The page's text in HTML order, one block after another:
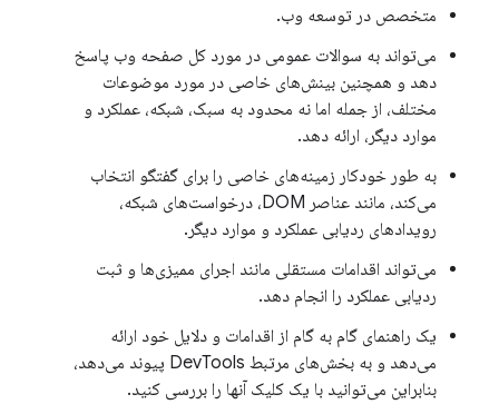
متخصص در توسعه وب.
می‌تواند به سوالات عمومی در مورد کل صفحه وب پاسخ
دهد و همچنین بینش‌های خاصی در مورد موضوعات
مختلف، از جمله اما نه محدود به سبک، شبکه، عملکرد و
موارد دیگر، ارائه دهد.
به طور خودکار زمینه‌های خاصی را برای گفتگو انتخاب
می‌کند، مانند عناصر DOM، درخواست‌های شبکه،
رویدادهای ردیابی عملکرد و موارد دیگر.
می‌تواند اقدامات مستقلی مانند اجرای ممیزی‌ها و ثبت
ردیابی عملکرد را انجام دهد.
یک راهنمای گام به گام از اقدامات و دلایل خود ارائه
می‌دهد و به بخش‌های مرتبط DevTools پیوند می‌دهد،
بنابراین می‌توانید با یک کلیک آنها را بررسی کنید.